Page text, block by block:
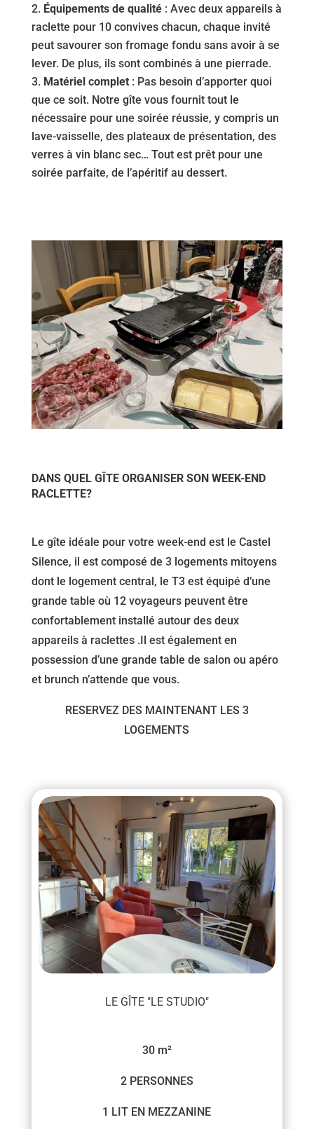
Équipements de qualité: Avec deux appareils à
raclette pour 10 convives chacun, chaque invité
peut savourer son fromage fondu sans avoir à se
lever. De plus, ils sont combinés à une pierrade.
Matériel complet: Pas besoin d’apporter quoi
que ce soit. Notre gîte vous fournit tout le
nécessaire pour une soirée réussie, y compris un
lave-vaisselle, des plateaux de présentation, des
verres à vin blanc sec… Tout est prêt pour une
soirée parfaite, de l’apéritif au dessert.
DANS QUEL GÎTE ORGANISER SON WEEK-END
RACLETTE?
Le gîte idéale pour votre week-end est le Castel
Silence, il est composé de 3 logements mitoyens
dont le logement central, le T3 est équipé d’une
grande table où 12 voyageurs peuvent être
confortablement installé autour des deux
appareils à raclettes .Il est également en
possession d’une grande table de salon ou apéro
et brunch n’attende que vous.
RESERVEZ DES MAINTENANT LES 3
LOGEMENTS
LE GÎTE "LE STUDIO"
30 m²
2 PERSONNES
1 LIT EN MEZZANINE